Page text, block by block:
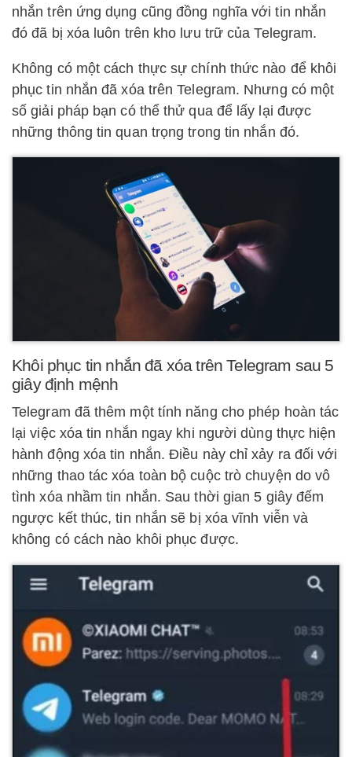
nhắn trên ứng dụng cũng đồng nghĩa với tin nhắn
đó đã bị xóa luôn trên kho lưu trữ của Telegram.
Không có một cách thực sự chính thức nào để khôi
phục tin nhắn đã xóa trên Telegram. Nhưng có một
số giải pháp bạn có thể thử qua để lấy lại được
những thông tin quan trọng trong tin nhắn đó.
Khôi phục tin nhắn đã xóa trên Telegram sau 5
giây định mệnh
Telegram đã thêm một tính năng cho phép hoàn tác
lại việc xóa tin nhắn ngay khi người dùng thực hiện
hành động xóa tin nhắn. Điều này chỉ xảy ra đối với
những thao tác xóa toàn bộ cuộc trò chuyện do vô
tình xóa nhầm tin nhắn. Sau thời gian 5 giây đếm
ngược kết thúc, tin nhắn sẽ bị xóa vĩnh viễn và
không có cách nào khôi phục được.